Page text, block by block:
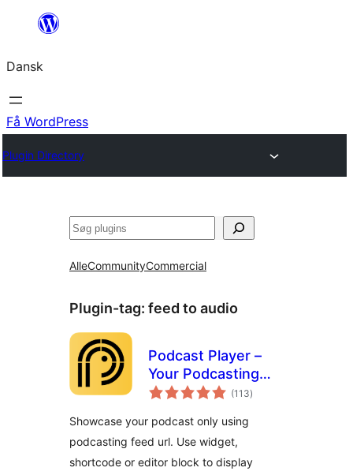
Spring
indhold
Dansk
Få WordPress
Plugin Directory
Søg
AlleCommunityCommercial
Plugin-tag: feed to audio
Podcast Player –
Your Podcasting
Companion (113totale
bedømmelser
)
Showcase your podcast only using
podcasting feed url. Use widget,
shortcode or editor block to display